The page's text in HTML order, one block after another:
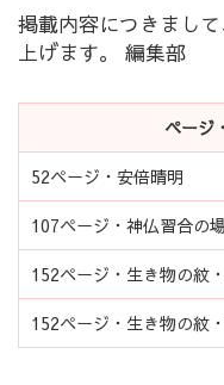
掲載内容につきまし
上げます。 編集部
ページ
52ページ・安倍晴明
107ページ・神仏習合の
152ページ・生き物の紋
152ページ・生き物の紋